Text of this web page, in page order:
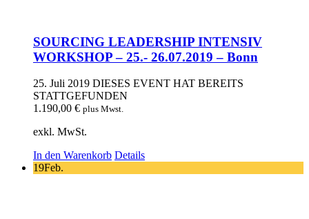
SOURCING LEADERSHIP INTENSIV
WORKSHOP – 25.- 26.07.2019 – Bonn
25. Juli 2019 DIESES EVENT HAT BEREITS
STATTGEFUNDEN
1.190,00 € plus Mwst.
exkl. MwSt.
In den Warenkorb Details
19Feb.